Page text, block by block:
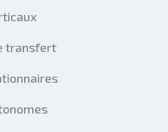
transfert